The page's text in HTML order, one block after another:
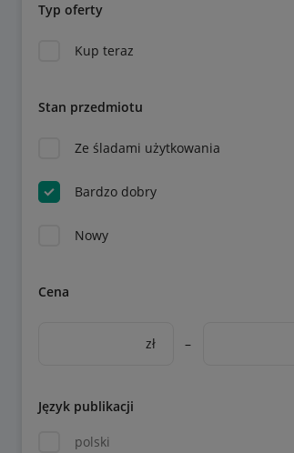
Typ oferty
Kup teraz
Stan przedmiotu
Ze śladami użytkowania
Bardzo dobry
Nowy
Cena
zł –
Język publikacji
polski